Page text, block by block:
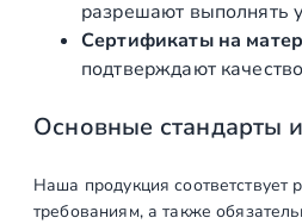
,
A
разрешают выполнять
Сертификаты на
подтверждают
Основные стандарты
Наша продукция соответствует
требованиям, а также